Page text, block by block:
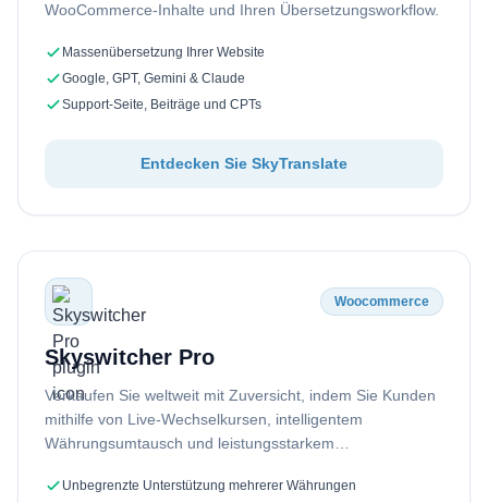
WooCommerce-Inhalte und Ihren Übersetzungsworkflow.
Massenübersetzung Ihrer Website
Google, GPT, Gemini & Claude
Support-Seite, Beiträge und CPTs
Entdecken Sie SkyTranslate
Woocommerce
Skyswitcher Pro
Verkaufen Sie weltweit mit Zuversicht, indem Sie Kunden
mithilfe von Live-Wechselkursen, intelligentem
Währungsumtausch und leistungsstarkem
Währung ermöglichen …
Unbegrenzte Unterstützung mehrerer Währungen